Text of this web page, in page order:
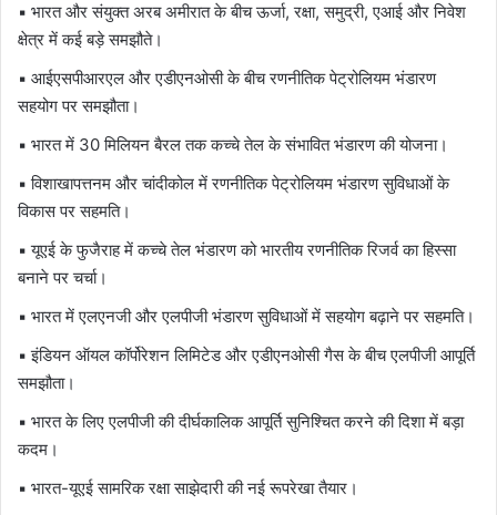
▪ भारत औरसंयुक्त अरब अमीरातके बीच ऊर्जा, रक्षा, समुद्री, एआई और निवेश
क्षेत्र में कई बड़े समझौते।
▪ आईएसपीआरएल औरएडीएनओसीके बीच रणनीतिक पेट्रोलियम भंडारण
सहयोग पर समझौता।
▪ भारत में 30 मिलियन बैरल तक कच्चे तेल के संभावित भंडारण की योजना।
▪ विशाखापत्तनम और चांदीकोल में रणनीतिक पेट्रोलियम भंडारण सुविधाओं के
विकास पर सहमति।
▪ यूएई के फुजैराह में कच्चे तेल भंडारण को भारतीय रणनीतिक रिजर्व का हिस्सा
बनाने पर चर्चा।
▪ भारत में एलएनजी और एलपीजी भंडारण सुविधाओं में सहयोग बढ़ाने पर सहमति।
▪इंडियन ऑयल कॉर्पोरेशन लिमिटेडऔर एडीएनओसी गैस के बीच एलपीजी आपूर्ति
समझौता।
▪ भारत के लिए एलपीजी की दीर्घकालिक आपूर्ति सुनिश्चित करने की दिशा में बड़ा
कदम।
▪ भारत-यूएई सामरिक रक्षा साझेदारी की नई रूपरेखा तैयार।